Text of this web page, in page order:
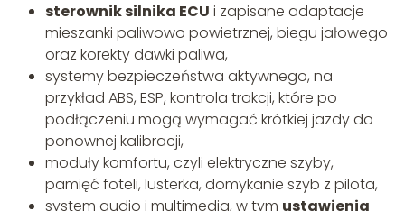
sterownik silnika ECU i zapisane adaptacje
mieszanki paliwowo powietrznej, biegu jałowego
oraz korekty dawki paliwa,
systemy bezpieczeństwa aktywnego, na
przykład ABS, ESP, kontrola trakcji, które po
podłączeniu mogą wymagać krótkiej jazdy do
ponownej kalibracji,
moduły komfortu, czyli elektryczne szyby,
pamięć foteli, lusterka, domykanie szyb z pilota,
system audio i multimedia, w tym ustawienia